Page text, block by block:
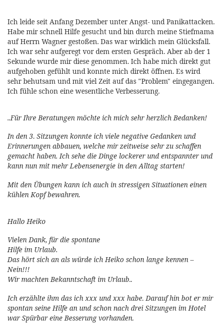
Ich leide seit Anfang Dezember unter Angst- und Panikattacken.
Habe mir schnell Hilfe gesucht und bin durch meine Stiefmama
auf Herrn Wagner gestoßen. Das war wirklich mein Glücksfall.
Ich war sehr aufgeregt vor dem ersten Gespräch. Aber ab der 1
Sekunde wurde mir diese genommen. Ich habe mich direkt gut
aufgehoben gefühlt und konnte mich direkt öffnen. Es wird
sehr behutsam und mit viel Zeit auf das "Problem" eingegangen.
Ich fühle schon eine wesentliche Verbesserung.
..Für Ihre Beratungen möchte ich mich sehr herzlich Bedanken!
In den 3. Sitzungen konnte ich viele negative Gedanken und
Erinnerungen abbauen, welche mir zeitweise sehr zu schaffen
gemacht haben. Ich sehe die Dinge lockerer und entspannter und
kann nun mit mehr Lebensenergie in den Alltag starten!
Mit den Übungen kann ich auch in stressigen Situationen einen
kühlen Kopf bewahren.
Hallo Heiko
Vielen Dank, für die spontane
Hilfe im Urlaub.
Das hört sich an als würde ich Heiko schon lange kennen –
Nein!!!
Wir machten Bekanntschaft im Urlaub..
Ich erzählte ihm das ich xxx und xxx habe. Darauf hin bot er mir
spontan seine Hilfe an und schon nach drei Sitzungen im Hotel
war Spürbar eine Besserung vorhanden.